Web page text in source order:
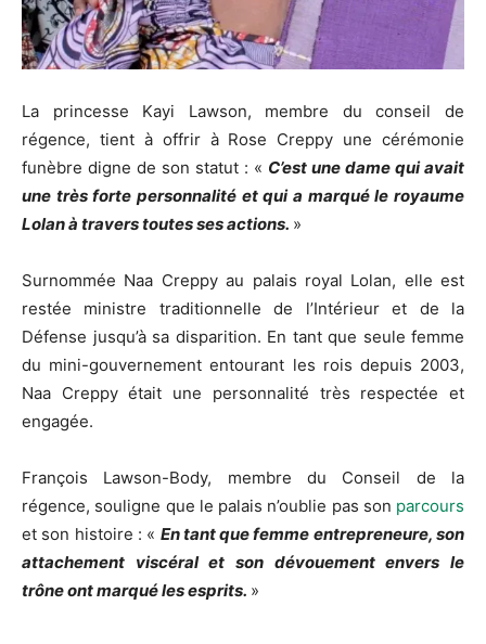
La princesse Kayi Lawson, membre du conseil de
régence, tient à offrir à Rose Creppy une cérémonie
funèbre digne de son statut : « C’est une dame qui avait
une très forte personnalité et qui a marqué le royaume
Lolan à travers toutes ses actions. »
Surnommée Naa Creppy au palais royal Lolan, elle est
restée ministre traditionnelle de l’Intérieur et de la
Défense jusqu’à sa disparition. En tant que seule femme
du mini-gouvernement entourant les rois depuis 2003,
Naa Creppy était une personnalité très respectée et
engagée.
François Lawson-Body, membre du Conseil de la
régence, souligne que le palais n’oublie pas son parcours
et son histoire : « En tant que femme entrepreneure, son
attachement viscéral et son dévouement envers le
trône ont marqué les esprits. »